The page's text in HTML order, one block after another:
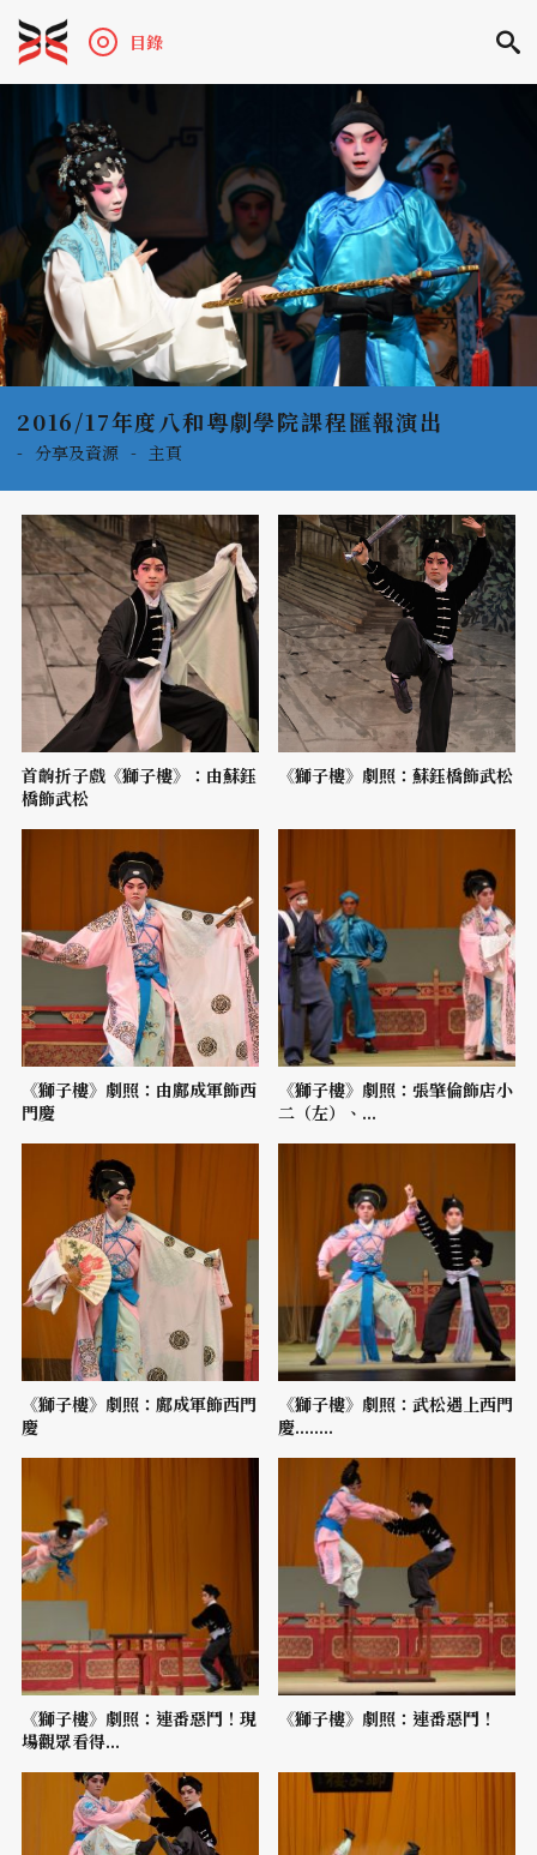
目錄
2016/17年度八和粵劇學院課程匯報演出
- 分享及資源 - 主頁
首齣折子戲《獅子樓》：由蘇鈺
橋飾武松
《獅子樓》劇照：蘇鈺橋飾武松
《獅子樓》劇照：由鄺成軍飾西
門慶
《獅子樓》劇照：張肇倫飾店小
二（左）、...
《獅子樓》劇照：鄺成軍飾西門
慶
《獅子樓》劇照：武松遇上西門
慶........
《獅子樓》劇照：連番惡鬥！現
場觀眾看得...
《獅子樓》劇照：連番惡鬥！